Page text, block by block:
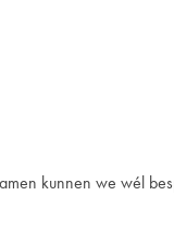
kunnen we wél